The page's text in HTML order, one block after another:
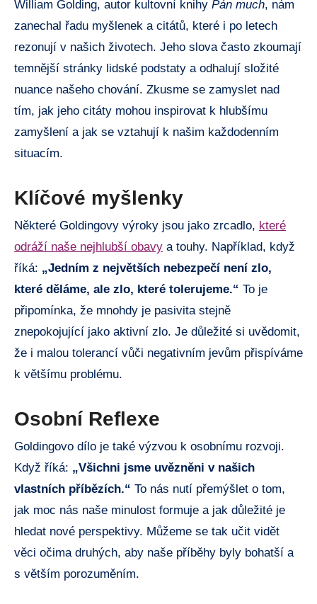
William Golding, autor kultovní knihy Pán much, nám
zanechal řadu myšlenek a citátů, které i po letech
rezonují v našich životech. Jeho slova často zkoumají
temnější stránky lidské podstaty a odhalují složité
nuance našeho chování. Zkusme se zamyslet nad
tím, jak jeho citáty mohou inspirovat k hlubšímu
zamyšlení a jak se vztahují k našim každodenním
situacím.
Klíčové myšlenky
Některé Goldingovy výroky jsou jako zrcadlo, které
odráží naše nejhlubší obavy a touhy. Například, když
říká: „Jedním z největších nebezpečí není zlo,
které děláme, ale zlo, které tolerujeme.“ To je
připomínka, že mnohdy je pasivita stejně
znepokojující jako aktivní zlo. Je důležité si uvědomit,
že i malou tolerancí vůči negativním jevům přispíváme
k většímu problému.
Osobní Reflexe
Goldingovo dílo je také výzvou k osobnímu rozvoji.
Když říká: „Všichni jsme uvězněni v našich
vlastních příbězích.“ To nás nutí přemýšlet o tom,
jak moc nás naše minulost formuje a jak důležité je
hledat nové perspektivy. Můžeme se tak učit vidět
věci očima druhých, aby naše příběhy byly bohatší a
s větším porozuměním.